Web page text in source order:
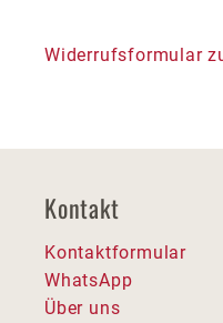
Widerrufsformular
Kontakt
Kontaktformular
WhatsApp
Über uns